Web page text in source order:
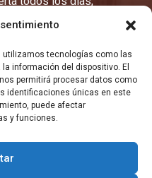
utilizamos tecnologías como las
información del dispositivo. El
permitirá procesar datos como
identificaciones únicas en este
puede afectar
y funciones.
10:00 a 14:00 y de